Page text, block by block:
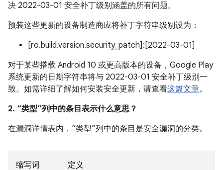
决 2022-03-01 安全补丁级别涵盖的所有问题。
预装这些更新的设备制造商应将补丁字符串级别设为：
[ro.build.version.security_patch]:[2022-03-01]
对于某些搭载 Android 10 或更高版本的设备，Google Play
系统更新的日期字符串将与 2022-03-01 安全补丁级别一
致。如需详细了解如何安装安全更新，请查看这篇文章。
2. “类型”列中的条目表示什么意思？
在漏洞详情表内，“类型”列中的条目是安全漏洞的分类。
缩写词 定义